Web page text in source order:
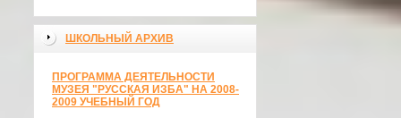
ШКОЛЬНЫЙ АРХИВ
ПРОГРАММА ДЕЯТЕЛЬНОСТИ
МУЗЕЯ "РУССКАЯ ИЗБА" НА 2008-
2009 УЧЕБНЫЙ ГОД